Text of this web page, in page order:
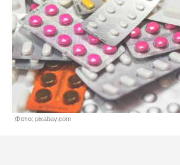
Фото: pixabay.com